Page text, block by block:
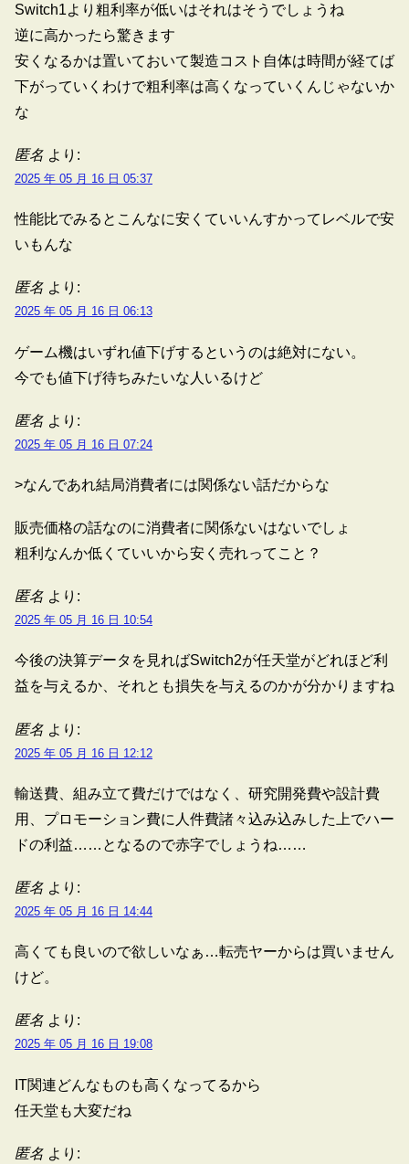
Switch1より粗利率が低いはそれはそうでしょうね
逆に高かったら驚きます
安くなるかは置いておいて製造コスト自体は時間が経てば
下がっていくわけで粗利率は高くなっていくんじゃないか
な
匿名 より:
2025 年 05 月 16 日 05:37
性能比でみるとこんなに安くていいんすかってレベルで安
いもんな
匿名 より:
2025 年 05 月 16 日 06:13
ゲーム機はいずれ値下げするというのは絶対にない。
今でも値下げ待ちみたいな人いるけど
匿名 より:
2025 年 05 月 16 日 07:24
>なんであれ結局消費者には関係ない話だからな
販売価格の話なのに消費者に関係ないはないでしょ
粗利なんか低くていいから安く売れってこと？
匿名 より:
2025 年 05 月 16 日 10:54
今後の決算データを見ればSwitch2が任天堂がどれほど利
益を与えるか、それとも損失を与えるのかが分かりますね
匿名 より:
2025 年 05 月 16 日 12:12
輸送費、組み立て費だけではなく、研究開発費や設計費
用、プロモーション費に人件費諸々込み込みした上でハー
ドの利益……となるので赤字でしょうね……
匿名 より:
2025 年 05 月 16 日 14:44
高くても良いので欲しいなぁ…転売ヤーからは買いません
けど。
匿名 より:
2025 年 05 月 16 日 19:08
IT関連どんなものも高くなってるから
任天堂も大変だね
匿名 より: